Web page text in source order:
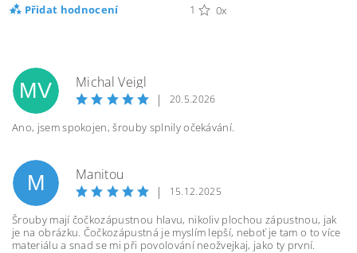
Přidat hodnocení
1
0x
MV
Michal Veigl
|
20.5.2026
Ano, jsem spokojen, šrouby splnily očekávání.
M
Manitou
|
15.12.2025
Šrouby mají čočkozápustnou hlavu, nikoliv plochou zápustnou, jak
je na obrázku. Čočkozápustná je myslím lepší, neboť je tam o to více
materiálu a snad se mi při povolování neožvejkaj, jako ty první.